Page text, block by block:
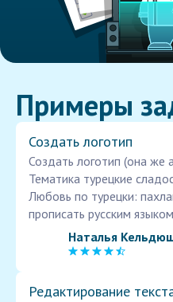
Примеры
Создать логотип
Создать логотип (она же
Тематика турецкие
Любовь по турецки:
прописать русским языком
Наталья
Редактирование